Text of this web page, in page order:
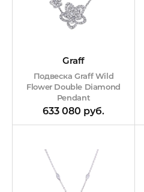
Graff
Подвеска Graff Wild
Flower Double Diamond
Pendant
633 080 руб.